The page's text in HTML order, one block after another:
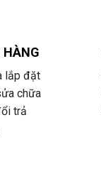
HÀNG
lắp đặt
chữa
trả